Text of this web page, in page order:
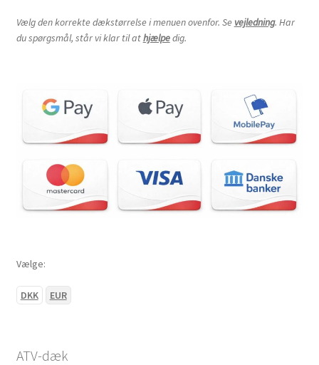
Vælg den korrekte dækstørrelse i menuen ovenfor. Se vejledning. Har
du spørgsmål, står vi klar til athjælpedig.
Vælge:
DKK EUR
ATV-dæk